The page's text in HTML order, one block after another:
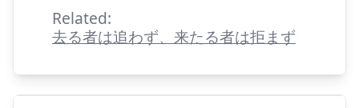
Show answer
Suspend
Related:
去る者は追わず、来たる者は拒まず